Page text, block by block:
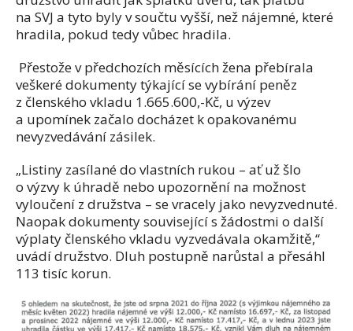
na SVJ a tyto byly v součtu vyšší, než nájemné, které
hradila, pokud tedy vůbec hradila.
Přestože v předchozích měsících žena přebírala
veškeré dokumenty týkající se vybírání peněz
z členského vkladu 1.665.600,-Kč, u výzev
a upomínek začalo docházet k opakovanému
nevyzvedávání zásilek.
„Listiny zasílané do vlastních rukou – ať už šlo
o výzvy k úhradě nebo upozornění na možnost
vyloučení z družstva – se vracely jako nevyzvednuté.
Naopak dokumenty související s žádostmi o další
výplaty členského vkladu vyzvedávala okamžitě,“
uvádí družstvo. Dluh postupně narůstal a přesáhl
113 tisíc korun.